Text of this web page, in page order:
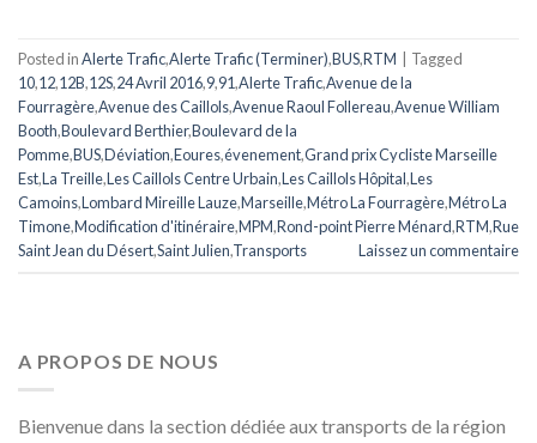
Posted inAlerte Trafic,Alerte Trafic (Terminer),BUS,RTM
Tagged
10,12,12B,12S,24 Avril 2016,9,91,Alerte Trafic,Avenue de la
Fourragère,Avenue des Caillols,Avenue Raoul Follereau,Avenue William
Booth,Boulevard Berthier,Boulevard de la
Pomme,BUS,Déviation,Eoures,évenement,Grand prix Cycliste Marseille
Est,La Treille,Les Caillols Centre Urbain,Les Caillols Hôpital,Les
Camoins,Lombard Mireille Lauze,Marseille,Métro La Fourragère,Métro La
Timone,Modification d'itinéraire,MPM,Rond-point Pierre Ménard,RTM,Rue
Saint Jean du Désert,Saint Julien,Transports Laissez un commentaire
A PROPOS DE NOUS
Bienvenue dans la section dédiée aux transports de la région